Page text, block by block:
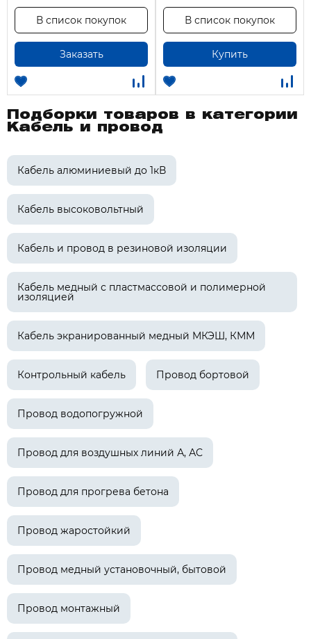
Заказать
В список покупок
Купить
В список покупок
Подборки товаров в категории
Кабель и провод
Кабель алюминиевый до 1кВ
Кабель высоковольтный
Кабель и провод в резиновой изоляции
Кабель медный с пластмассовой и полимерной
изоляцией
Кабель экранированный медный МКЭШ, КММ
Контрольный кабель Провод бортовой
Провод водопогружной
Провод для воздушных линий А, АС
Провод для прогрева бетона
Провод жаростойкий
Провод медный установочный, бытовой
Провод монтажный